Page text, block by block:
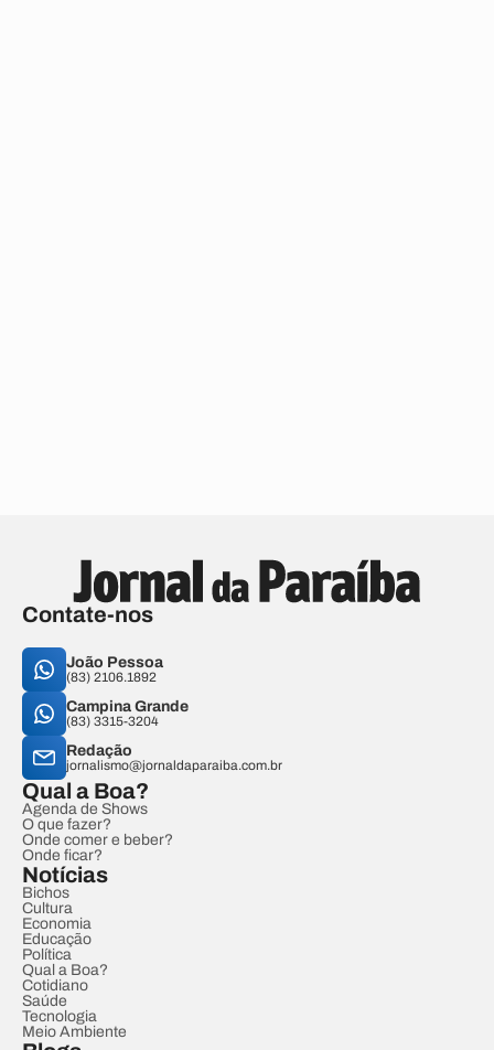
Contate-nos
João Pessoa
(83) 2106.1892
Campina Grande
(83) 3315-3204
Redação
jornalismo@jornaldaparaiba.com.br
Qual a Boa?
Agenda de Shows
O que fazer?
Onde comer e beber?
Onde ficar?
Notícias
Bichos
Cultura
Economia
Educação
Política
Qual a Boa?
Cotidiano
Saúde
Tecnologia
Meio Ambiente